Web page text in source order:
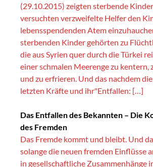
(29.10.2015) zeigten sterbende
versuchten verzweifelte Helfer den
lebensspendenden Atem
sterbenden Kinder gehörten zu
die aus Syrien quer durch die Türkei
einer schmalen Meerenge zu kentern,
und zu erfrieren. Und das nachdem
letzten Kräfte und ihr"Entfallen: […]
Das Entfallen des Bekannten – Die
des Fremden
Das Fremde kommt und bleibt. Und
solange die neuen fremden Einflüsse
in gesellschaftliche Zusammenhänge